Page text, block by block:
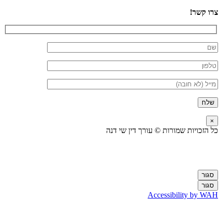
צרו קשר!
×
כל הזכויות שמורות © עורך דין שי דנה
סגור
סגור
Accessibility by WAH